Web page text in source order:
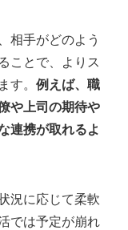
相手がどのよう
ことで、よりス
す。例えば、職
や上司の期待や
連携が取れるよ
況に応じて柔軟
では予定が崩れ